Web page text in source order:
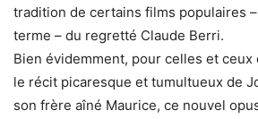
tradition de certains films populaires
terme – du regretté Claude Berri.
Bien évidemment, pour celles et ceux
le récit picaresque et tumultueux de
son frère aîné Maurice, ce nouvel